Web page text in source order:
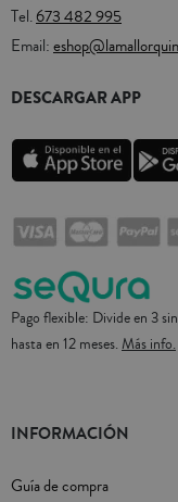
Tel.673 482 995
Email:
DESCARGAR APP
Pago flexible: Divide en 3
hasta en 12 meses. Más info.
INFORMACIÓN
Guía de compra